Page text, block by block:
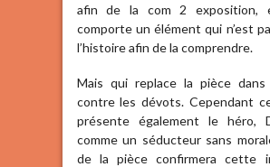
afin de la com 2 exposition,
comporte un élément qui n’est
l’histoire afin de la comprendre.
Mais qui replace la pièce dans
contre les dévots. Cependant
présente également le héro,
comme un séducteur sans
de la pièce confirmera cette